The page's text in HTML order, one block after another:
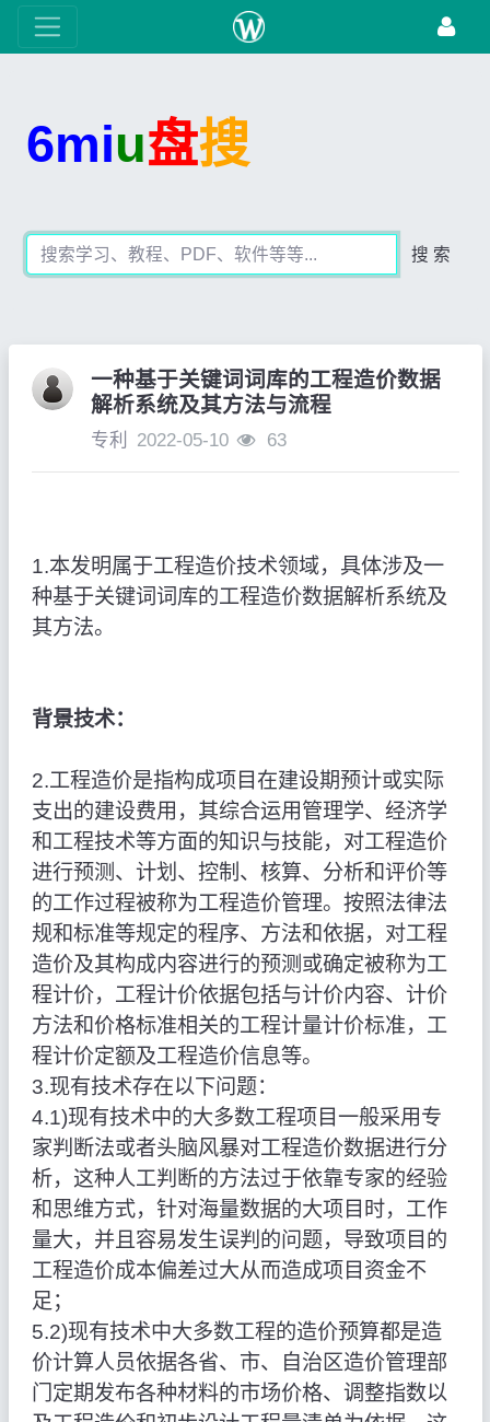
6miu盘搜
搜 索
一种基于关键词词库的工程造价数据
解析系统及其方法与流程
专利 2022-05-10 63
1.本发明属于工程造价技术领域，具体涉及一
种基于关键词词库的工程造价数据解析系统及
其方法。
背景技术：
2.工程造价是指构成项目在建设期预计或实际
支出的建设费用，其综合运用管理学、经济学
和工程技术等方面的知识与技能，对工程造价
进行预测、计划、控制、核算、分析和评价等
的工作过程被称为工程造价管理。按照法律法
规和标准等规定的程序、方法和依据，对工程
造价及其构成内容进行的预测或确定被称为工
程计价，工程计价依据包括与计价内容、计价
方法和价格标准相关的工程计量计价标准，工
程计价定额及工程造价信息等。
3.现有技术存在以下问题：
4.1)现有技术中的大多数工程项目一般采用专
家判断法或者头脑风暴对工程造价数据进行分
析，这种人工判断的方法过于依靠专家的经验
和思维方式，针对海量数据的大项目时，工作
量大，并且容易发生误判的问题，导致项目的
工程造价成本偏差过大从而造成项目资金不
足；
5.2)现有技术中大多数工程的造价预算都是造
价计算人员依据各省、市、自治区造价管理部
门定期发布各种材料的市场价格、调整指数以